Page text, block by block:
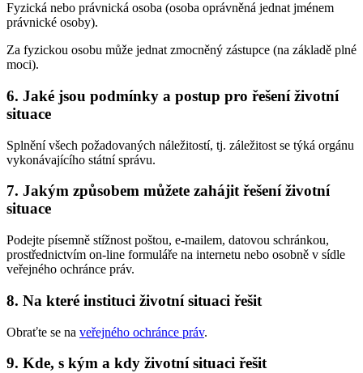
Fyzická nebo právnická osoba (osoba oprávněná jednat jménem
právnické osoby).
Za fyzickou osobu může jednat zmocněný zástupce (na základě plné
moci).
6. Jaké jsou podmínky a postup pro řešení životní
situace
Splnění všech požadovaných náležitostí, tj. záležitost se týká orgánu
vykonávajícího státní správu.
7. Jakým způsobem můžete zahájit řešení životní
situace
Podejte písemně stížnost poštou, e-mailem, datovou schránkou,
prostřednictvím on-line formuláře na internetu nebo osobně v sídle
veřejného ochránce práv.
8. Na které instituci životní situaci řešit
Obraťte se na veřejného ochránce práv.
9. Kde, s kým a kdy životní situaci řešit